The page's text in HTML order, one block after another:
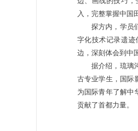
入，完整掌握中国
探方内，学员
字化技术记录遗
边，深刻体会到中
据介绍，琉璃
古专业学生，国际
为国际青年了解中
贡献了首都力量。